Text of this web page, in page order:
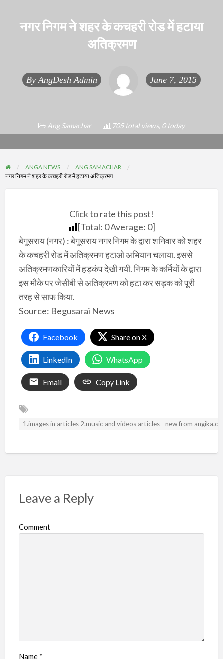
नगर निगम ने शहर के कचहरी रोड में हटाया
अतिक्रमण
By AngDesh Admin June 7, 2015
Ang Samachar 705 total views, 0 today
ANGA NEWS
ANG SAMACHAR
नगर निगम ने शहर के कचहरी रोड में हटाया अतिक्रमण
Click to rate this post!
[Total: 0Average: 0]
बेगूसराय (नगर) : बेगूसराय नगर निगम के द्वारा शनिवार को शहर
के कचहरी रोड में अतिक्रमण हटाओ अभियान चलाया. इससे
अतिक्रमणकारियों में हड़कंप देखी गयी. निगम के कर्मियों के द्वारा
इस मौके पर जेसीबी से अतिक्रमण को हटा कर सड़क को पूरी
तरह से साफ किया.
Source: Begusarai News
Facebook Share on X
LinkedIn WhatsApp
Email Copy Link
1.images in articles 2.music and videos articles - new from
Leave a Reply
Comment
Name *